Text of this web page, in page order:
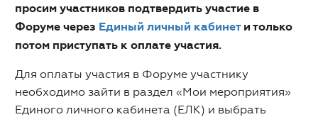
просим участников подтвердить участие в
Форуме через Единый личный кабинети только
потом приступать к оплате участия.
Для оплаты участия в Форуме участнику
необходимо зайти в раздел «Мои мероприятия»
Единого личного кабинета (ЕЛК) и выбрать